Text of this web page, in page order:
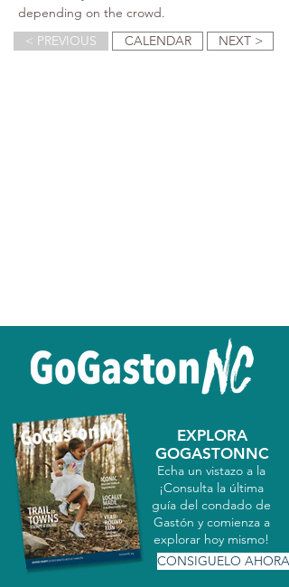
depending on the crowd.
< PREVIOUS
CALENDAR NEXT >
EXPLORA
GOGASTONNC
Echa un vistazo a la
¡Consulta la última
guía del condado de
Gastón y comienza a
explorar hoy mismo!
CONSIGUELO AHORA